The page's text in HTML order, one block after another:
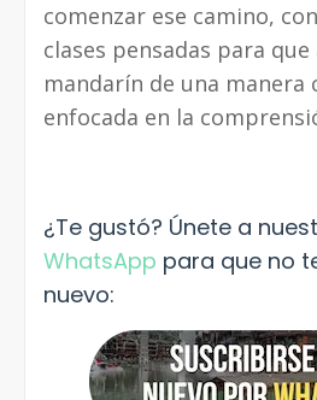
comenzar ese camino,
clases pensadas para
mandarín de una manera
enfocada en la
¿Te gustó? Únete a
WhatsApp para que no
nuevo: